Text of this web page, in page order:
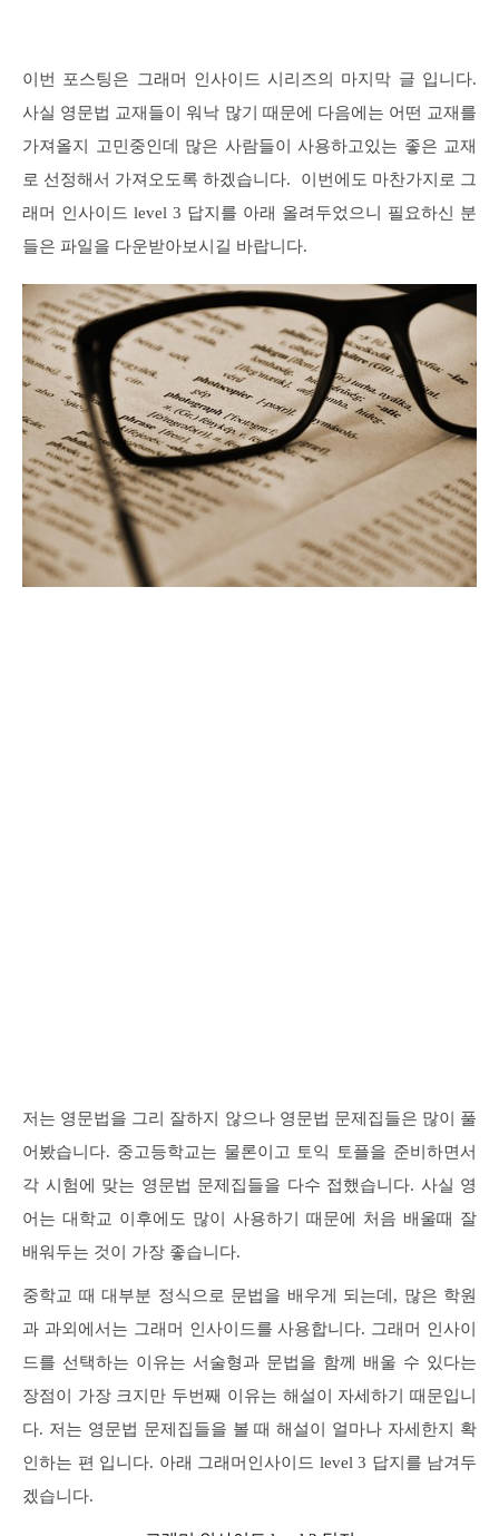
이번 포스팅은 그래머 인사이드 시리즈의 마지막 글 입니다.
사실 영문법 교재들이 워낙 많기 때문에 다음에는 어떤 교재를
가져올지 고민중인데 많은 사람들이 사용하고있는 좋은 교재
로 선정해서 가져오도록 하겠습니다. 이번에도 마찬가지로 그
래머 인사이드 level 3 답지를 아래 올려두었으니 필요하신 분
들은 파일을 다운받아보시길 바랍니다.
저는 영문법을 그리 잘하지 않으나 영문법 문제집들은 많이 풀
어봤습니다. 중고등학교는 물론이고 토익 토플을 준비하면서
각 시험에 맞는 영문법 문제집들을 다수 접했습니다. 사실 영
어는 대학교 이후에도 많이 사용하기 때문에 처음 배울때 잘
배워두는 것이 가장 좋습니다.
중학교 때 대부분 정식으로 문법을 배우게 되는데, 많은 학원
과 과외에서는 그래머 인사이드를 사용합니다. 그래머 인사이
드를 선택하는 이유는 서술형과 문법을 함께 배울 수 있다는
장점이 가장 크지만 두번째 이유는 해설이 자세하기 때문입니
다. 저는 영문법 문제집들을 볼 때 해설이 얼마나 자세한지 확
인하는 편 입니다. 아래 그래머인사이드 level 3 답지를 남겨두
겠습니다.